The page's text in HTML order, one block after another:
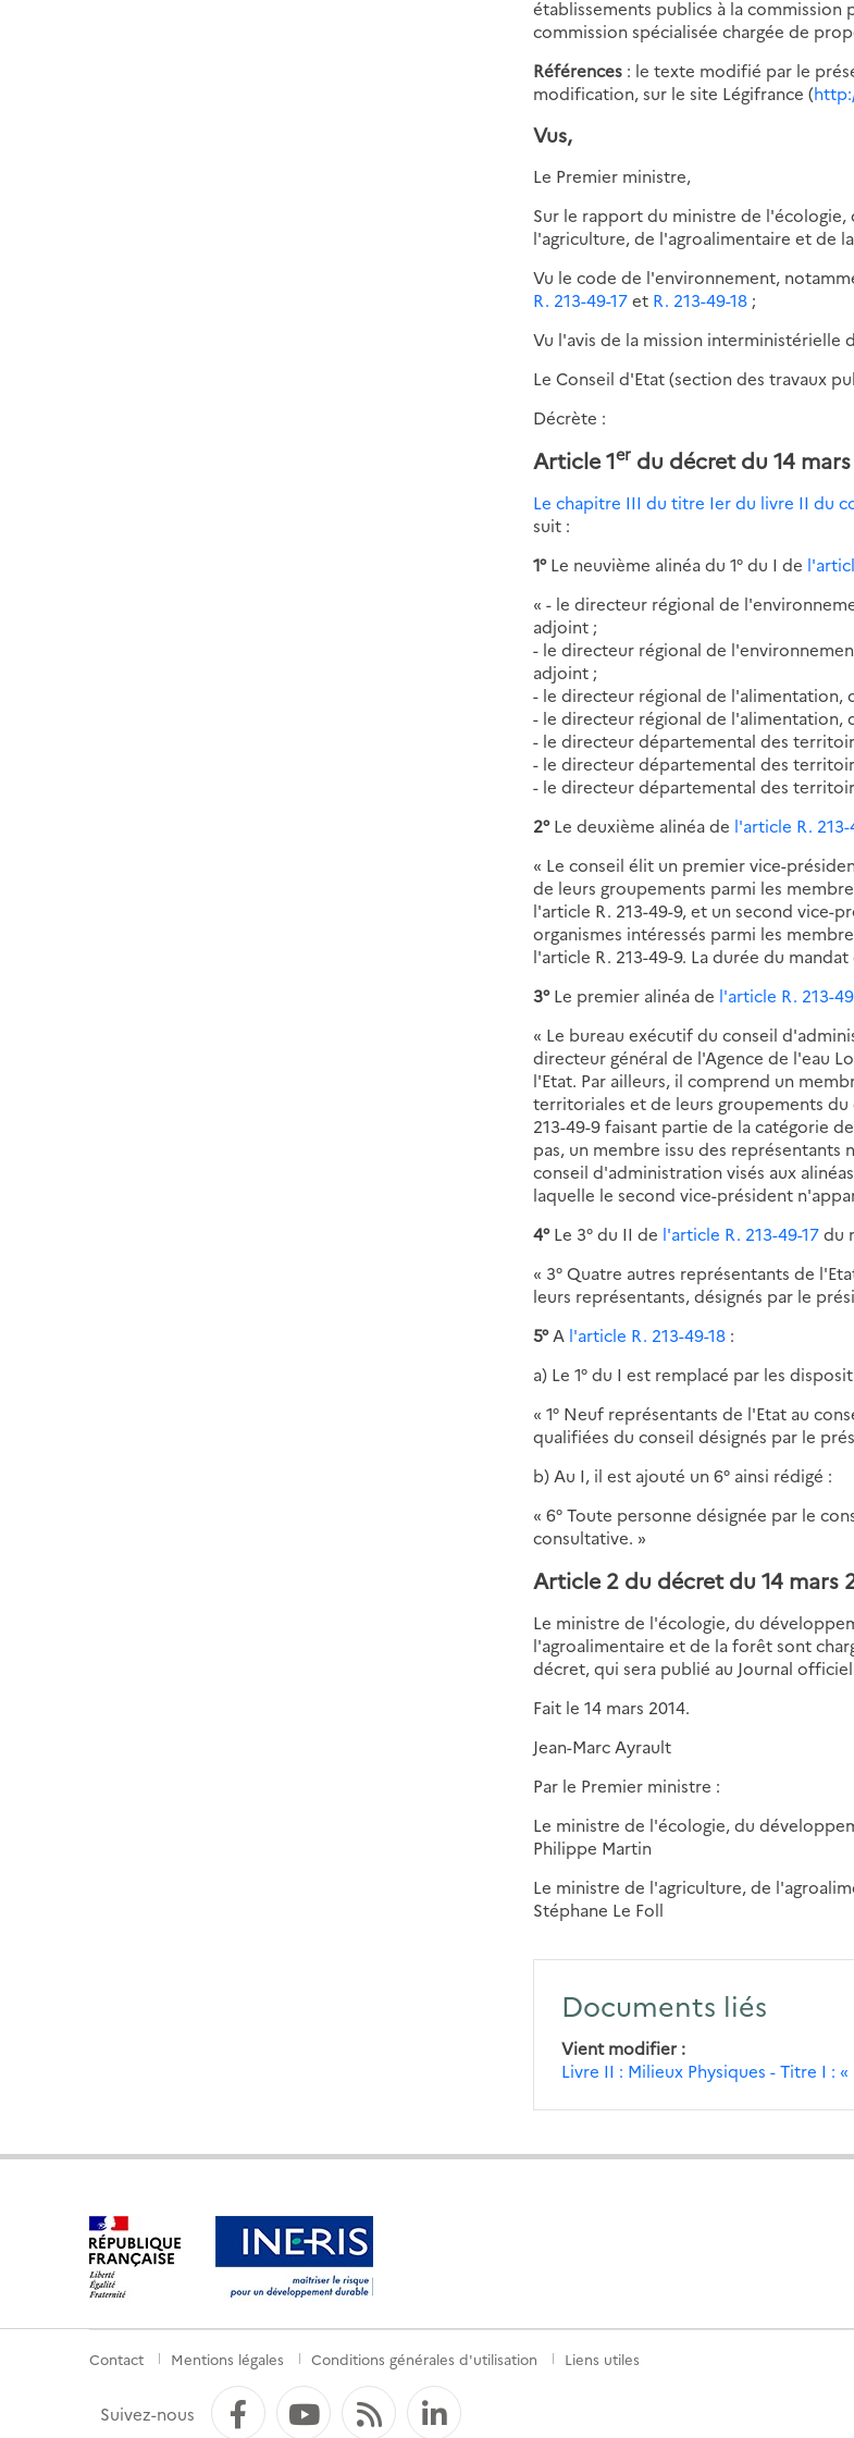
établissements publics à la
commission spécialisée chargée de
Références : le texte modifié par le
modification, sur le site Légifrance (
Vus,
Le Premier ministre,
Sur le rapport du ministre de
l'agriculture, de l'agroalimentaire et de
Vu le code de l'environnement,
R. 213-49-17et R. 213-49-18 ;
Vu l'avis de la mission interministérielle
Le Conseil d'Etat (section des travaux
Décrète :
Article 1er du décret du 14
Le chapitre III du titre Ier du livre II du
suit :
1°Le neuvième alinéa du 1° du I de
« - le directeur régional de
adjoint ;
- le directeur régional de
adjoint ;
- le directeur régional de l'alimentation,
- le directeur régional de l'alimentation,
- le directeur départemental des
- le directeur départemental des
- le directeur départemental des
2°Le deuxième alinéa de l'article R. 213-
« Le conseil élit un premier vice-
de leurs groupements parmi les
l'article R. 213-49-9, et un second vice-
organismes intéressés parmi les
l'article R. 213-49-9. La durée du
3°Le premier alinéa de l'article R. 213-
« Le bureau exécutif du conseil
directeur général de l'Agence de l'eau
l'Etat. Par ailleurs, il comprend un
territoriales et de leurs groupements du
213-49-9 faisant partie de la catégorie
pas, un membre issu des représentants
conseil d'administration visés aux
laquelle le second vice-président
4°Le 3° du II de l'article R. 213-49-17du
« 3° Quatre autres représentants de
leurs représentants, désignés par le
5°A l'article R. 213-49-18 :
a) Le 1° du I est remplacé par les
« 1° Neuf représentants de l'Etat au
qualifiées du conseil désignés par le
b) Au I, il est ajouté un 6° ainsi rédigé :
« 6° Toute personne désignée par le
consultative. »
Article 2 du décret du 14 mars
Le ministre de l'écologie, du
l'agroalimentaire et de la forêt sont
décret, qui sera publié au Journal
Fait le 14 mars 2014.
Jean-Marc Ayrault
Par le Premier ministre :
Le ministre de l'écologie, du
Philippe Martin
Le ministre de l'agriculture, de
Stéphane Le Foll
Documents liés
Vient modifier
Livre II : Milieux Physiques - Titre I :
Menu
de
Contact Mentions légales Conditions générales d'utilisation Liens utiles
Suivez-nous FacebookYouTube
Flux RSSLinkedIn